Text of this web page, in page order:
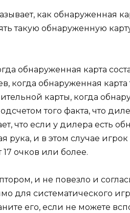
как обнаруженная
такую ​​обнаруженную
обнаруженная карта
когда обнаруженная карта
карты, когда
того факта, что
что если у дилера есть
рука, и в этом случае
очков или более.
и не повезло и
для систематического
его, если не можете